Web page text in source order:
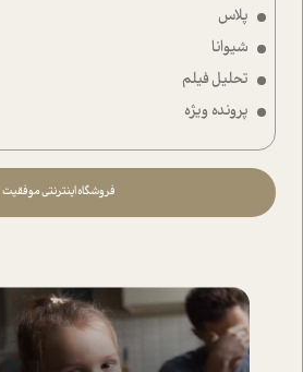
پلاس
شیوانا
تحلیل فیلم
پرونده ویژه
فروشگاه اینترنتی موفقیت